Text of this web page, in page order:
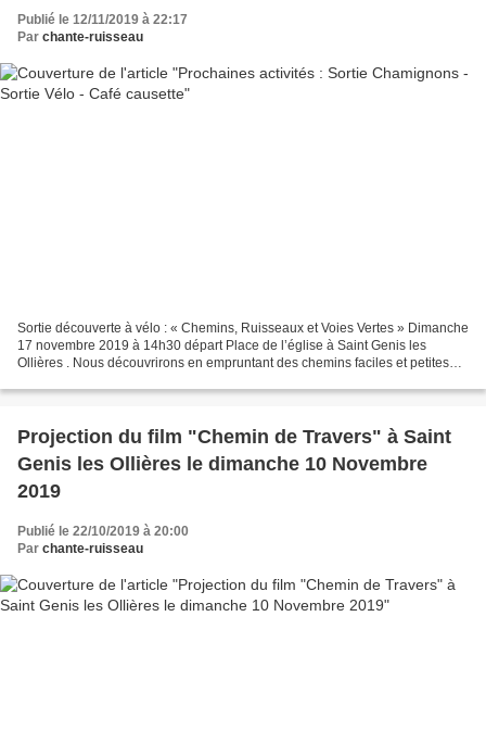
Publié le 12/11/2019 à 22:17
Par chante-ruisseau
Sortie découverte à vélo : « Chemins, Ruisseaux et Voies Vertes » Dimanche
17 novembre 2019 à 14h30 départ Place de l’église à Saint Genis les
Ollières . Nous découvrirons en empruntant des chemins faciles et petites
Projection du film "Chemin de Travers" à Saint
Genis les Ollières le dimanche 10 Novembre
2019
Publié le 22/10/2019 à 20:00
Par chante-ruisseau